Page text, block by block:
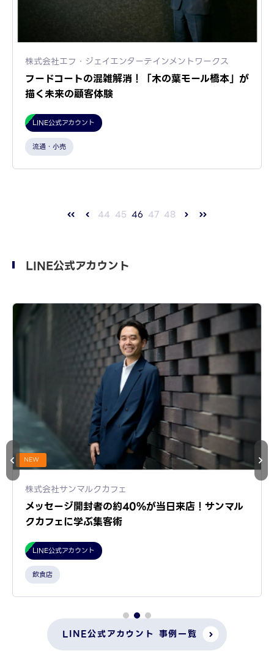
株式会社エフ・ジェイエンターテインメントワークス
フードコートの混雑解消！「木の葉モール橋本」が
描く未来の顧客体験
LINE公式アカウント
流通・小売
44 45 46 47 48
LINE公式アカウント
NEW
株式会社サンマルクカフェ
メッセージ開封者の約40%が当日来店！サンマル
クカフェに学ぶ集客術
LINE公式アカウント
飲食店
LINE公式アカウント 事例一覧